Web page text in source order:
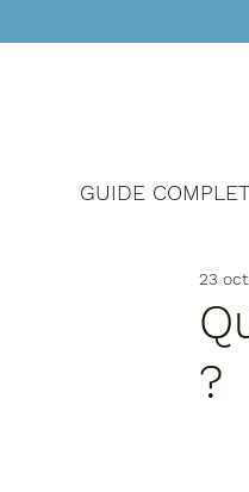
GUIDE
?
23